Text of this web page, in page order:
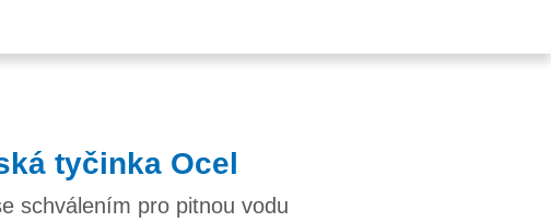
tyčinka Ocel
schválením pro pitnou vodu